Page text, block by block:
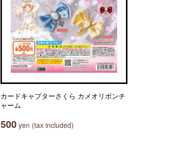
カードキャプターさくら カメオリボンチ
ャーム
500 yen (tax included)